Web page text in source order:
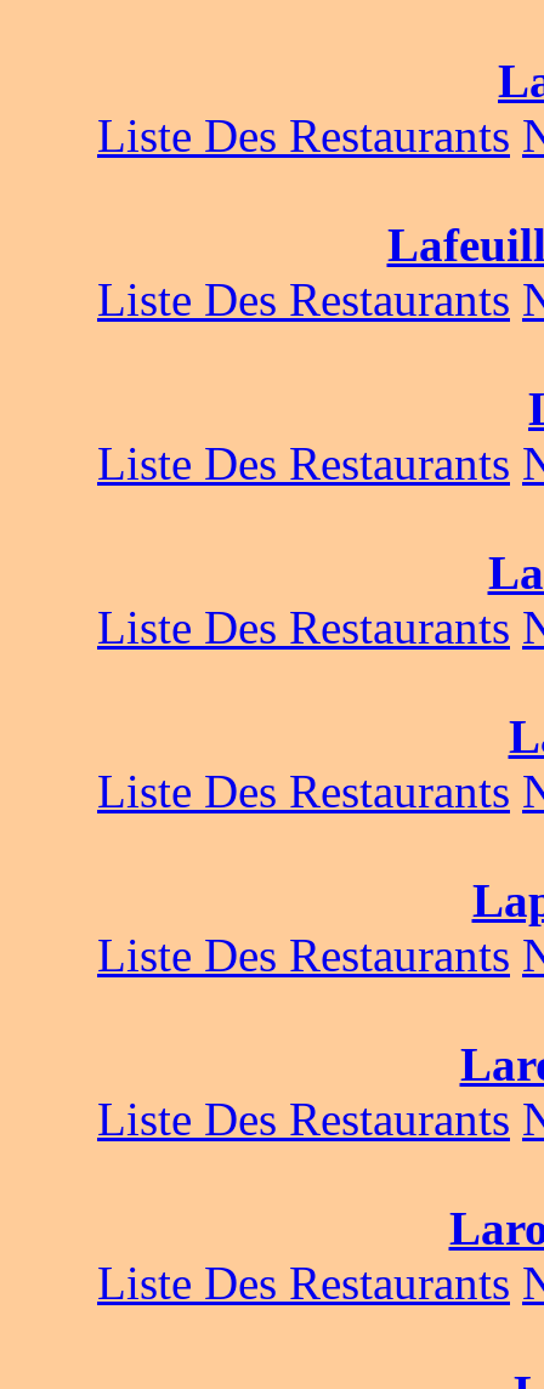
Liste Des Restaurants
Liste Des Restaurants
Liste Des Restaurants
Liste Des Restaurants
Liste Des Restaurants
Liste Des Restaurants
Liste Des Restaurants
Liste Des Restaurants